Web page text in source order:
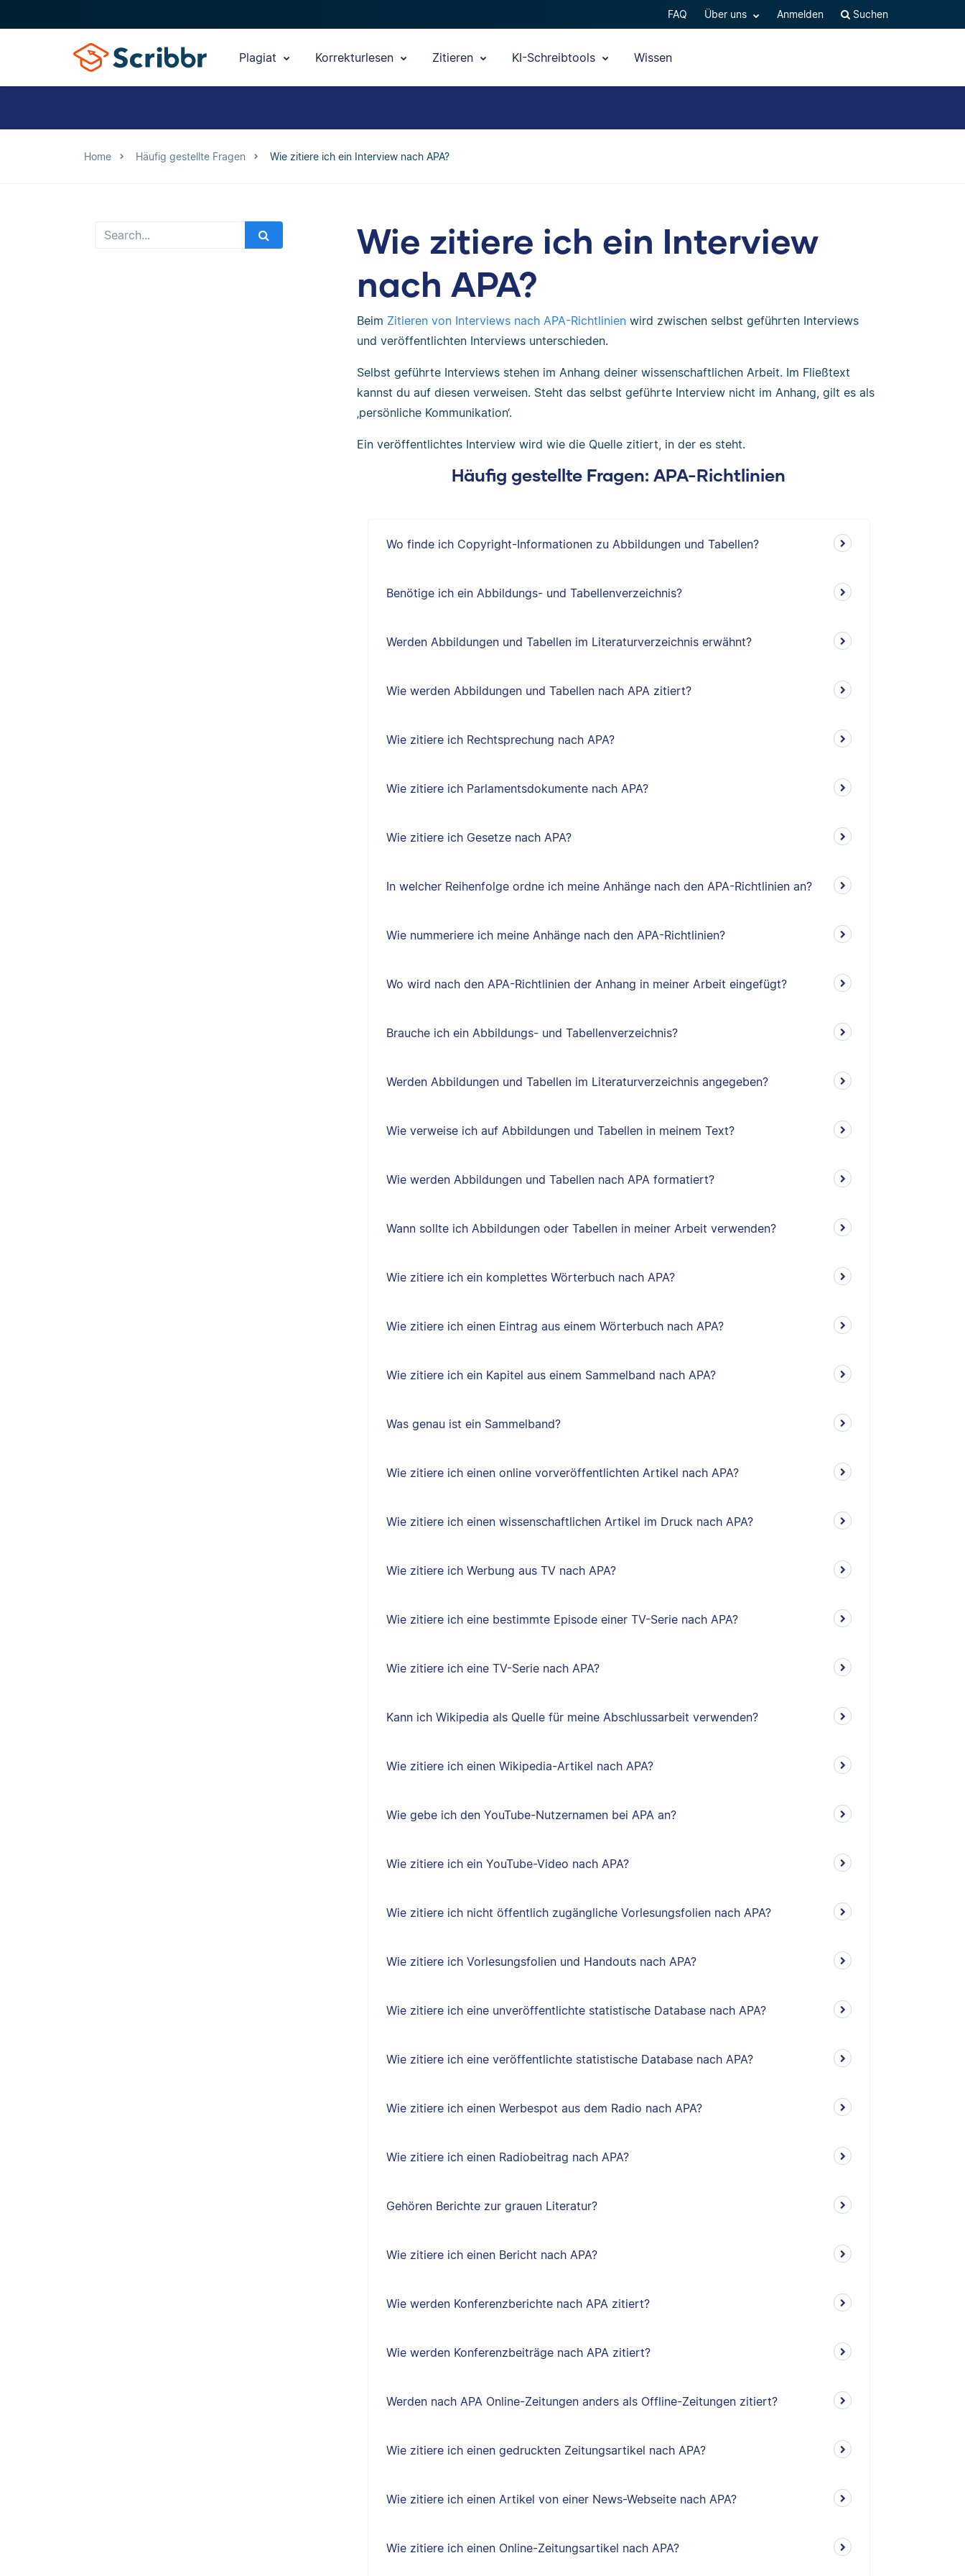
FAQ Über uns Anmelden Suchen
Plagiat Korrekturlesen Zitieren KI-Schreibtools Wissen
Home Häufig gestellte Fragen Wie zitiere ich ein Interview nach APA?
Wie zitiere ich ein Interview
nach APA?
Beim Zitieren von Interviews nach APA-Richtlinienwird zwischen selbst geführten Interviews
und veröffentlichten Interviews unterschieden.
Selbst geführte Interviews stehen im Anhang deiner wissenschaftlichen Arbeit. Im Fließtext
kannst du auf diesen verweisen. Steht das selbst geführte Interview nicht im Anhang, gilt es als
‚persönliche Kommunikation‘.
Ein veröffentlichtes Interview wird wie die Quelle zitiert, in der es steht.
Häufig gestellte Fragen: APA-Richtlinien
Wo finde ich Copyright-Informationen zu Abbildungen und Tabellen?
Benötige ich ein Abbildungs- und Tabellenverzeichnis?
Werden Abbildungen und Tabellen im Literaturverzeichnis erwähnt?
Wie werden Abbildungen und Tabellen nach APA zitiert?
Wie zitiere ich Rechtsprechung nach APA?
Wie zitiere ich Parlamentsdokumente nach APA?
Wie zitiere ich Gesetze nach APA?
In welcher Reihenfolge ordne ich meine Anhänge nach den APA-Richtlinien an?
Wie nummeriere ich meine Anhänge nach den APA-Richtlinien?
Wo wird nach den APA-Richtlinien der Anhang in meiner Arbeit eingefügt?
Brauche ich ein Abbildungs- und Tabellenverzeichnis?
Werden Abbildungen und Tabellen im Literaturverzeichnis angegeben?
Wie verweise ich auf Abbildungen und Tabellen in meinem Text?
Wie werden Abbildungen und Tabellen nach APA formatiert?
Wann sollte ich Abbildungen oder Tabellen in meiner Arbeit verwenden?
Wie zitiere ich ein komplettes Wörterbuch nach APA?
Wie zitiere ich einen Eintrag aus einem Wörterbuch nach APA?
Wie zitiere ich ein Kapitel aus einem Sammelband nach APA?
Was genau ist ein Sammelband?
Wie zitiere ich einen online vorveröffentlichten Artikel nach APA?
Wie zitiere ich einen wissenschaftlichen Artikel im Druck nach APA?
Wie zitiere ich Werbung aus TV nach APA?
Wie zitiere ich eine bestimmte Episode einer TV-Serie nach APA?
Wie zitiere ich eine TV-Serie nach APA?
Kann ich Wikipedia als Quelle für meine Abschlussarbeit verwenden?
Wie zitiere ich einen Wikipedia-Artikel nach APA?
Wie gebe ich den YouTube-Nutzernamen bei APA an?
Wie zitiere ich ein YouTube-Video nach APA?
Wie zitiere ich nicht öffentlich zugängliche Vorlesungsfolien nach APA?
Wie zitiere ich Vorlesungsfolien und Handouts nach APA?
Wie zitiere ich eine unveröffentlichte statistische Database nach APA?
Wie zitiere ich eine veröffentlichte statistische Database nach APA?
Wie zitiere ich einen Werbespot aus dem Radio nach APA?
Wie zitiere ich einen Radiobeitrag nach APA?
Gehören Berichte zur grauen Literatur?
Wie zitiere ich einen Bericht nach APA?
Wie werden Konferenzberichte nach APA zitiert?
Wie werden Konferenzbeiträge nach APA zitiert?
Werden nach APA Online-Zeitungen anders als Offline-Zeitungen zitiert?
Wie zitiere ich einen gedruckten Zeitungsartikel nach APA?
Wie zitiere ich einen Artikel von einer News-Webseite nach APA?
Wie zitiere ich einen Online-Zeitungsartikel nach APA?